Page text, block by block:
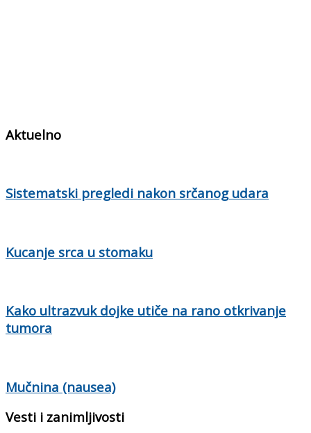
Aktuelno
Sistematski pregledi nakon srčanog udara
Kucanje srca u stomaku
Kako ultrazvuk dojke utiče na rano otkrivanje
tumora
Mučnina (nausea)
Vesti i zanimljivosti